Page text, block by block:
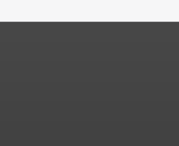
las